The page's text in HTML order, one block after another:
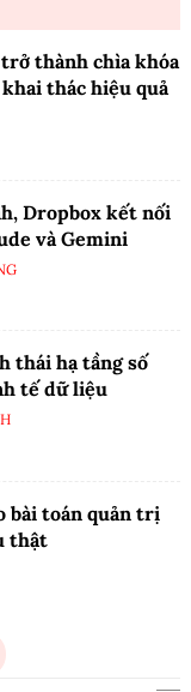
thành chìa khóa
thác hiệu quả
Dropbox kết nối
và Gemini
thái hạ tầng số
tế dữ liệu
bài toán quản trị
thật